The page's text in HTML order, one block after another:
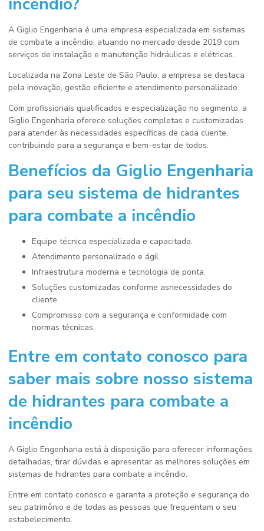
A Giglio Engenharia é uma empresa especializada em sistemas
de combate a incêndio, atuando no mercado desde 2019 com
serviços de instalação e manutenção hidráulicas e elétricas.
Localizada na Zona Leste de São Paulo, a empresa se destaca
pela inovação, gestão eficiente e atendimento personalizado.
Com profissionais qualificados e especialização no segmento, a
Giglio Engenharia oferece soluções completas e customizadas
para atender às necessidades específicas de cada cliente,
contribuindo para a segurança e bem-estar de todos.
Benefícios da Giglio Engenharia
para seu sistema de hidrantes
para combate a incêndio
Equipe técnica especializada e capacitada.
Atendimento personalizado e ágil.
Infraestrutura moderna e tecnologia de ponta.
Soluções customizadas conforme asnecessidades do
cliente.
Compromisso com a segurança e conformidade com
normas técnicas.
Entre em contato conosco para
saber mais sobre nosso sistema
de hidrantes para combate a
incêndio
A Giglio Engenharia está à disposição para oferecer informações
detalhadas, tirar dúvidas e apresentar as melhores soluções em
sistemas de hidrantes para combate a incêndio.
Entre em contato conosco e garanta a proteção e segurança do
seu patrimônio e de todas as pessoas que frequentam o seu
estabelecimento.